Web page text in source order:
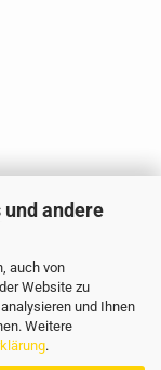
andere
auch von
Website zu
und Ihnen
Weitere
.